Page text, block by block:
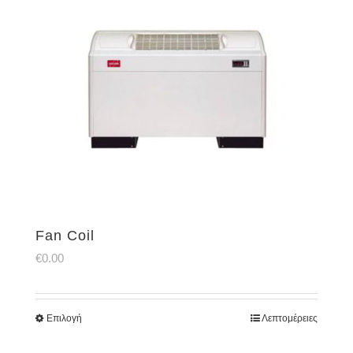
Fan Coil
€0.00
Επιλογή Λεπτομέρειες